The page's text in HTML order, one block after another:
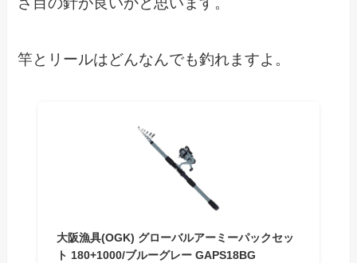
竿とリールはどんなんでも釣れますよ。
大阪漁具(OGK) グローバルアーミーパックセッ
ト 180+1000/ブルーグレー GAPS18BG